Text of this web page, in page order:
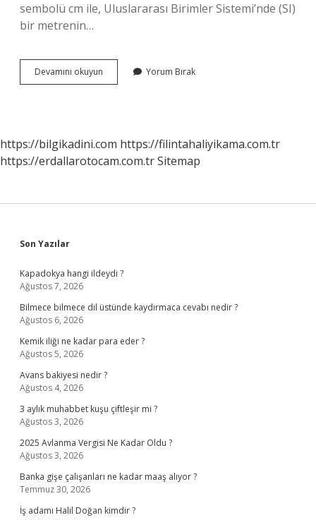
sembolü cm ile, Uluslararası Birimler Sistemi’nde (SI)
bir metrenin…
Devamını okuyun
Cm
Yorum Bırak
https://bilgikadini.com https://filintahaliyikama.com.tr
https://erdallarotocam.com.trSitemap
Sidebar
Son Yazılar
Kapadokya hangi ildeydi ?
Ağustos 7, 2026
Bilmece bilmece dil üstünde kaydırmaca cevabı nedir ?
Ağustos 6, 2026
Kemik iliği ne kadar para eder ?
Ağustos 5, 2026
Avans bakiyesi nedir ?
Ağustos 4, 2026
3 aylık muhabbet kuşu çiftleşir mi ?
Ağustos 3, 2026
2025 Avlanma Vergisi Ne Kadar Oldu ?
Ağustos 3, 2026
Banka gişe çalışanları ne kadar maaş alıyor ?
Temmuz 30, 2026
İş adamı Halil Doğan kimdir ?